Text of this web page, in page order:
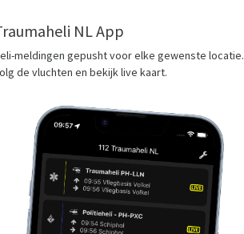
NL App
meldingen gepusht voor elke gewenste locatie.
de vluchten en bekijk live kaart.